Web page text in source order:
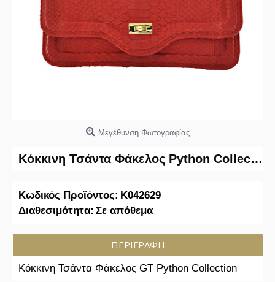
Μεγέθυνση Φωτογραφίας
Κόκκινη Τσάντα Φάκελος Python Collection
Κωδικός Προϊόντος: K042629
Διαθεσιμότητα: Σε απόθεμα
ΠΕΡΙΓΡΑΦΉ
Κόκκινη Τσάντα Φάκελος GT Python Collection